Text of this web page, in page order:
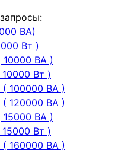
ВА)
Вт )
ВА )
Вт )
100000 ВА )
120000 ВА )
ВА )
Вт )
160000 ВА )